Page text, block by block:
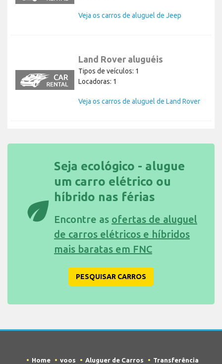
Veja os carros de aluguel de Jeep
Land Rover aluguéis
Tipos de veículos: 1
Locadoras: 1
Veja os carros de aluguel de Land Rover
eco
Seja ecológico - alugue
um carro elétrico ou
híbrido nas férias
Encontre as ofertas de aluguel
de carros elétricos e híbridos
mais baratas em FNC
PESQUISAR CARROS
Home voos Aluguer de Carros Transferência